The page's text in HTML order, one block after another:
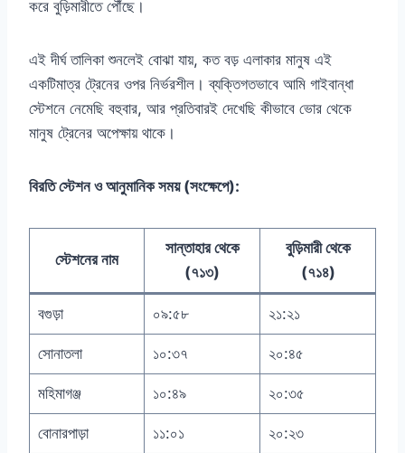
করে বুড়িমারীতে পৌঁছে।
এই দীর্ঘ তালিকা শুনলেই বোঝা যায়, কত বড় এলাকার মানুষ এই
একটিমাত্র ট্রেনের ওপর নির্ভরশীল। ব্যক্তিগতভাবে আমি গাইবান্ধা
স্টেশনে নেমেছি বহুবার, আর প্রতিবারই দেখেছি কীভাবে ভোর থেকে
মানুষ ট্রেনের অপেক্ষায় থাকে।
বিরতি স্টেশন ও আনুমানিক সময় (সংক্ষেপে):
স্টেশনের নাম
সান্তাহার থেকে
(৭১৩)
বুড়িমারী থেকে
(৭১৪)
বগুড়া ০৯:৫৮ ২১:২১
সোনাতলা ১০:৩৭ ২০:৪৫
মহিমাগঞ্জ ১০:৪৯ ২০:৩৫
বোনারপাড়া ১১:০১ ২০:২৩